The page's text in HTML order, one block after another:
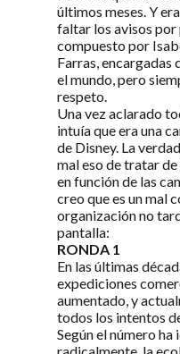
últimos meses. Y
faltar los avisos por
compuesto por
Farras, encargadas
el mundo, pero
respeto.
Una vez aclarado
intuía que era una
de Disney. La
mal eso de tratar
en función de las
creo que es un mal
organización no
pantalla:
RONDA 1
En las últimas
expediciones
aumentado, y
todos los intentos
Según el número
radicalmente, la